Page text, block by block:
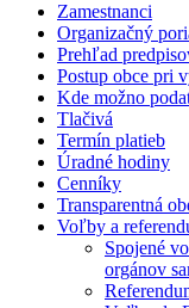
Zamestnanci
Organizačný
Prehľad
Postup obce pri
Kde možno
Tlačivá
Termín platieb
Úradné hodiny
Cenníky
Transparentná
Voľby a
Spojené
orgánov